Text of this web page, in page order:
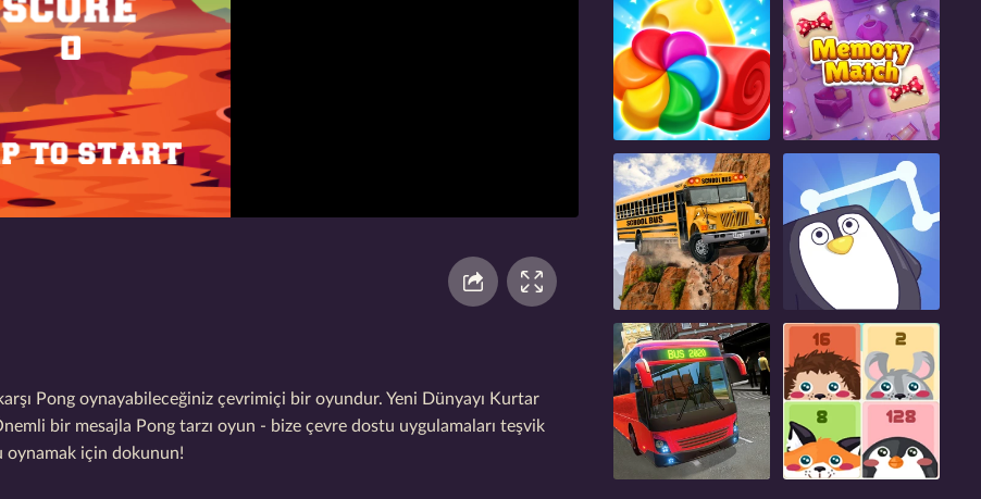
Pong oynayabileceğiniz çevrimiçi bir oyundur. Yeni Dünyayı Kurtar
bir mesajla Pong tarzı oyun - bize çevre dostu uygulamaları teşvik
oynamak için dokunun!